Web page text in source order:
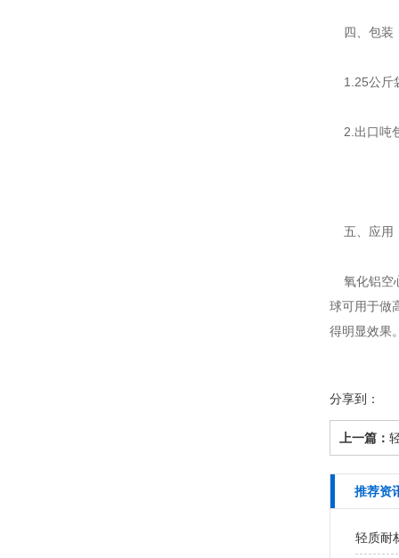
四、包装
1.25公斤
2.出口吨
五、应用
氧化铝空
球可用于做
得明显效果
分享到：
上一篇：
推荐资
轻质耐